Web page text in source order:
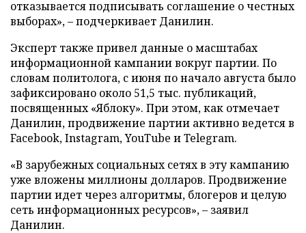
отказывается подписывать соглашение о честных
выборах», – подчеркивает Данилин.
Эксперт также привел данные о масштабах
информационной кампании вокруг партии. По
словам политолога, с июня по начало августа было
зафиксировано около 51,5 тыс. публикаций,
посвященных «Яблоку». При этом, как отмечает
Данилин, продвижение партии активно ведется в
Facebook, Instagram, YouTube и Telegram.
«В зарубежных социальных сетях в эту кампанию
уже вложены миллионы долларов. Продвижение
партии идет через алгоритмы, блогеров и целую
сеть информационных ресурсов», – заявил
Данилин.